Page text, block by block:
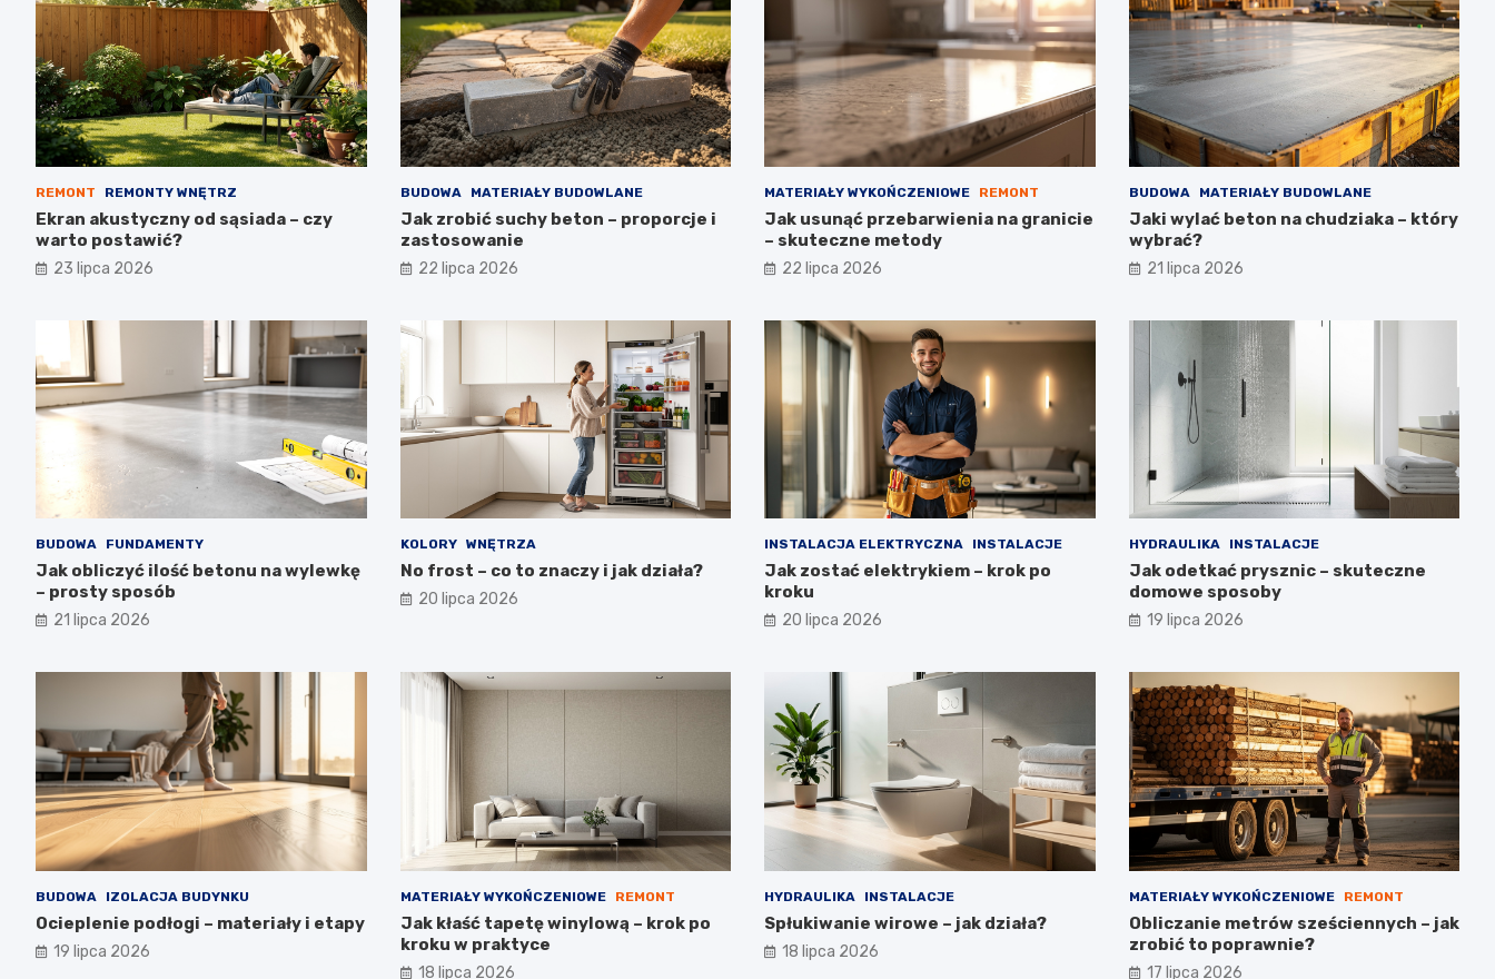
REMONT REMONTY WNĘTRZ
Ekran akustyczny od sąsiada – czy
warto postawić?
23 lipca 2026
BUDOWA MATERIAŁY BUDOWLANE
Jak zrobić suchy beton – proporcje i
zastosowanie
22 lipca 2026
MATERIAŁY WYKOŃCZENIOWE REMONT
Jak usunąć przebarwienia na granicie
– skuteczne metody
22 lipca 2026
BUDOWA MATERIAŁY BUDOWLANE
Jaki wylać beton na chudziaka – który
wybrać?
21 lipca 2026
BUDOWA FUNDAMENTY
Jak obliczyć ilość betonu na wylewkę
– prosty sposób
21 lipca 2026
KOLORY WNĘTRZA
No frost – co to znaczy i jak działa?
20 lipca 2026
INSTALACJA ELEKTRYCZNA INSTALACJE
Jak zostać elektrykiem – krok po
kroku
20 lipca 2026
HYDRAULIKA INSTALACJE
Jak odetkać prysznic – skuteczne
domowe sposoby
19 lipca 2026
BUDOWA IZOLACJA BUDYNKU
Ocieplenie podłogi – materiały i etapy
19 lipca 2026
MATERIAŁY WYKOŃCZENIOWE REMONT
Jak kłaść tapetę winylową – krok po
kroku w praktyce
18 lipca 2026
HYDRAULIKA INSTALACJE
Spłukiwanie wirowe – jak działa?
18 lipca 2026
MATERIAŁY WYKOŃCZENIOWE REMONT
Obliczanie metrów sześciennych – jak
zrobić to poprawnie?
17 lipca 2026